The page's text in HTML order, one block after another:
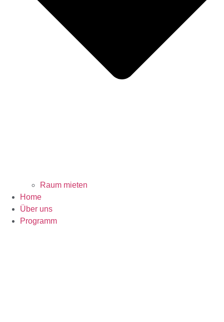
Raum mieten
Home
Über uns
Programm